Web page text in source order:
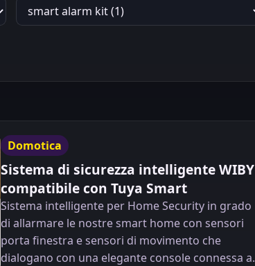
Domotica
Sistema di sicurezza intelligente WIBY
compatibile con Tuya Smart
Sistema intelligente per Home Security in grado
di allarmare le nostre smart home con sensori
porta finestra e sensori di movimento che
dialogano con una elegante console connessa al